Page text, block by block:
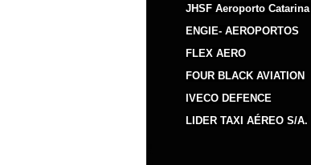
JHSF Aeroporto Catarina
ENGIE- AEROPORTOS
FLEX AERO
FOUR BLACK AVIATION
IVECO DEFENCE
LIDER TAXI AÉREO S/A.